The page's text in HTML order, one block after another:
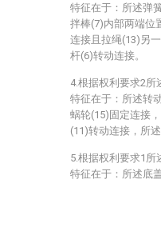
特征在于：所述弹
拌棒(7)内部两端位
连接且拉绳(13)另
杆(6)转动连接。
4.根据权利要求2
特征在于：所述转
蜗轮(15)固定连接
(11)转动连接，所
5.根据权利要求1
特征在于：所述底